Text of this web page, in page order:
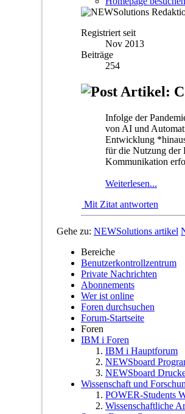
Registriert seit
Nov 2013
Beiträge
254
Artikel:
Infolge der
von AI und
Entwicklung
für die Nutzung der
Kommunikation
Weiterlesen...
Mit Zitat antworten
Gehe zu: NEWSolutions artikel
Bereiche
Benutzerkontrollzentrum
Private Nachrichten
Abonnements
Wer ist online
Foren durchsuchen
Forum-Startseite
Foren
IBM i Foren
IBM i Hauptforum
NEWSboard
NEWSboard
Wissenschaft und
POWER-Students
Wissenschaftliche